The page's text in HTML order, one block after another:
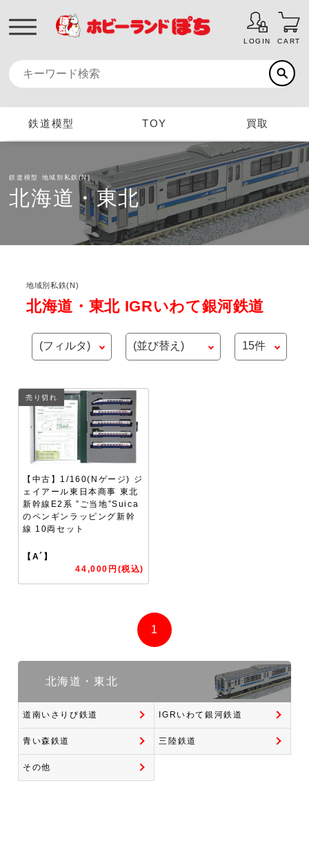
LOGIN CART
鉄道模型 TOY 買取
鉄道模型 地域別私鉄(N)
北海道・東北
地域別私鉄(N)
北海道・東北 IGRいわて銀河鉄道
売り切れ
【中古】1/160(Nゲージ) ジ
ェイアール東日本商事 東北
新幹線E2系 ”ご当地”Suica
のペンギンラッピング新幹
線 10両セット
【A´】
44,000円(税込)
1
北海道・東北
道南いさりび鉄道 IGRいわて銀河鉄道
青い森鉄道 三陸鉄道
その他